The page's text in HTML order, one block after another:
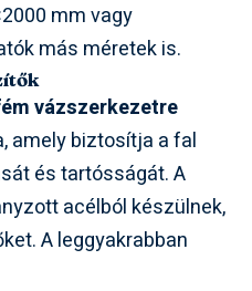
mm vagy
más méretek is.
vázszerkezetre
amely biztosítja a fal
és tartósságát. A
acélból készülnek,
A leggyakrabban